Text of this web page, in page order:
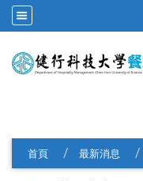
首頁 最新消息